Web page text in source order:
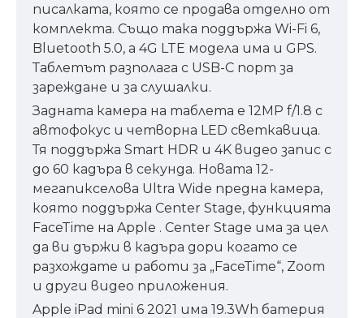
писалката, която се продава отделно от
комплекта. Също така поддържа Wi-Fi 6,
Bluetooth 5.0, а 4G LTE модела има и GPS.
Таблетът разполага с USB-C порт за
зареждане и за слушалки.
Задната камера на таблета е 12MP f/1.8 с
автофокус и четворна LED светкавица.
Тя поддържа Smart HDR и 4K видео запис с
до 60 кадъра в секунда. Новата 12-
мегапикселова Ultra Wide предна камера,
която поддържа Center Stage, функцията
FaceTime на Apple . Center Stage има за цел
да ви държи в кадъра дори когато се
разхождате и работи за „FaceTime“, Zoom
и други видео приложения.
Apple iPad mini 6 2021 има 19.3Wh батерия